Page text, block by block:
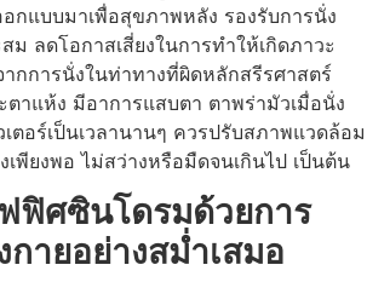
อกแบบมาเพื่อสุขภาพหลัง รองรับการนั่ง
ม ลดโอกาสเสี่ยงในการทำให้เกิดภาวะ
ากการนั่งในท่าทางที่ผิดหลักสรีรศาสตร์
าแห้ง มีอาการแสบตา ตาพร่ามัวเมื่อนั่ง
ตอร์เป็นเวลานานๆ ควรปรับสภาพแวดล้อม
พียงพอ ไม่สว่างหรือมืดจนเกินไป เป็นต้น
ฟิศซินโดรมด้วยการ
กายอย่างสม่ำเสมอ